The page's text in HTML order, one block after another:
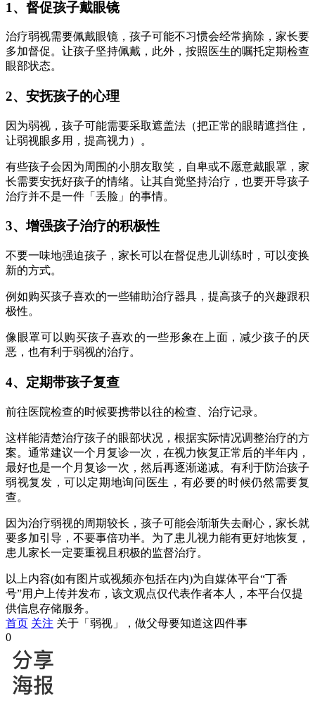
1、督促孩子戴眼镜
治疗弱视需要佩戴眼镜，孩子可能不习惯会经常摘除，家长要
多加督促。让孩子坚持佩戴，此外，按照医生的嘱托定期检查
眼部状态。
2、安抚孩子的心理
因为弱视，孩子可能需要采取遮盖法（把正常的眼睛遮挡住，
让弱视眼多用，提高视力）。
有些孩子会因为周围的小朋友取笑，自卑或不愿意戴眼罩，家
长需要安抚好孩子的情绪。让其自觉坚持治疗，也要开导孩子
治疗并不是一件「丢脸」的事情。
3、增强孩子治疗的积极性
不要一味地强迫孩子，家长可以在督促患儿训练时，可以变换
新的方式。
例如购买孩子喜欢的一些辅助治疗器具，提高孩子的兴趣跟积
极性。
像眼罩可以购买孩子喜欢的一些形象在上面，减少孩子的厌
恶，也有利于弱视的治疗。
4、定期带孩子复查
前往医院检查的时候要携带以往的检查、治疗记录。
这样能清楚治疗孩子的眼部状况，根据实际情况调整治疗的方
案。通常建议一个月复诊一次，在视力恢复正常后的半年内，
最好也是一个月复诊一次，然后再逐渐递减。有利于防治孩子
弱视复发，可以定期地询问医生，有必要的时候仍然需要复
查。
因为治疗弱视的周期较长，孩子可能会渐渐失去耐心，家长就
要多加引导，不要事倍功半。为了患儿视力能有更好地恢复，
患儿家长一定要重视且积极的监督治疗。
以上内容(如有图片或视频亦包括在内)为自媒体平台“丁香
号”用户上传并发布，该文观点仅代表作者本人，本平台仅提
供信息存储服务。
首页 关注 关于「弱视」，做父母要知道这四件事
0